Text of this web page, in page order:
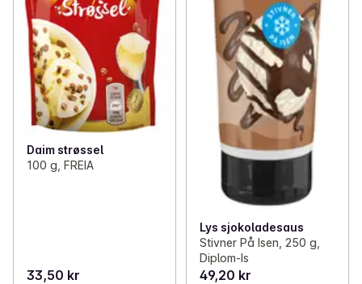
Daim strøssel
100 g, FREIA
33,50 kr
Lys sjokoladesaus
Stivner På Isen, 250 g,
Diplom-Is
49,20 kr